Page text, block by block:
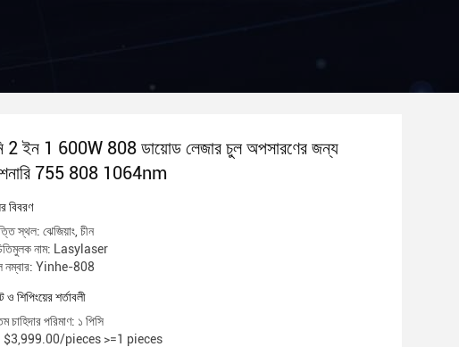
2 ইন 1 600W 808 ডায়োড লেজার চুল অপসারণের জন্য
755 808 1064nm
বিবরণ
স্থল: ঝেজিয়াং, চীন
নাম: Lasylaser
নম্বার: Yinhe-808
ও শিপিংয়ের শর্তাবলী
চাহিদার পরিমাণ: ১ পিসি
$3,999.00/pieces >=1 pieces